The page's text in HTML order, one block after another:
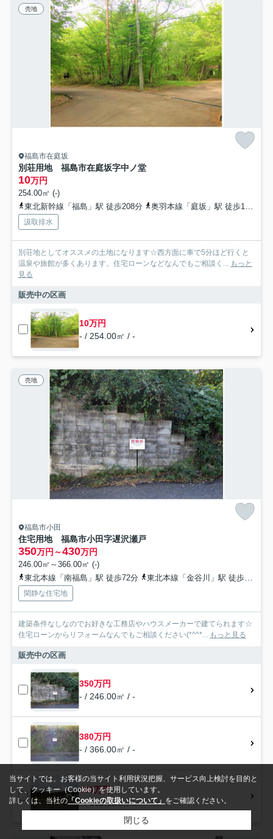
売地
福島市在庭坂
別荘用地 福島市在庭坂字中ノ堂
10万円
254.00㎡ (-)
東北新幹線「福島」駅 徒歩208分
奥羽本線「庭坂」駅 徒歩142分
汲取排水
別荘地としてオススメの土地になります☆西方面に車で5分ほど行くと
温泉や旅館が多くあります。住宅ローンなどなんでもご相談く...
もっと
見る
販売中の区画
10万円
- / 254.00㎡ / -
売地
福島市小田
住宅用地 福島市小田字遅沢瀬戸
350万円～430万円
246.00㎡～366.00㎡ (-)
東北本線「南福島」駅 徒歩72分
東北本線「金谷川」駅 徒歩90分
閑静な住宅地
建築条件なしなのでお好きな工務店やハウスメーカーで建てられます☆
住宅ローンからリフォームなんでもご相談ください(*^^*...
もっと見る
販売中の区画
350万円
- / 246.00㎡ / -
380万円
- / 366.00㎡ / -
430万円
- / 365.00㎡ / -
当サイトでは、お客様の当サイト利用状況把握、サービス向上検討を目的と
して、クッキー（Cookie）を使用しています。
詳しくは、当社の 「Cookieの取扱いについて」 をご確認ください。
閉じる